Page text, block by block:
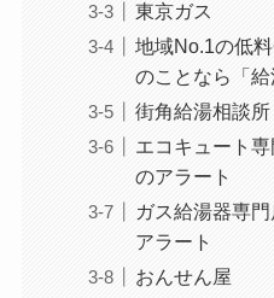
東京ガス
地域No.1の低
のことなら「給
街角給湯相談所
エコキュート
のアラート
ガス給湯器専
アラート
おんせん屋